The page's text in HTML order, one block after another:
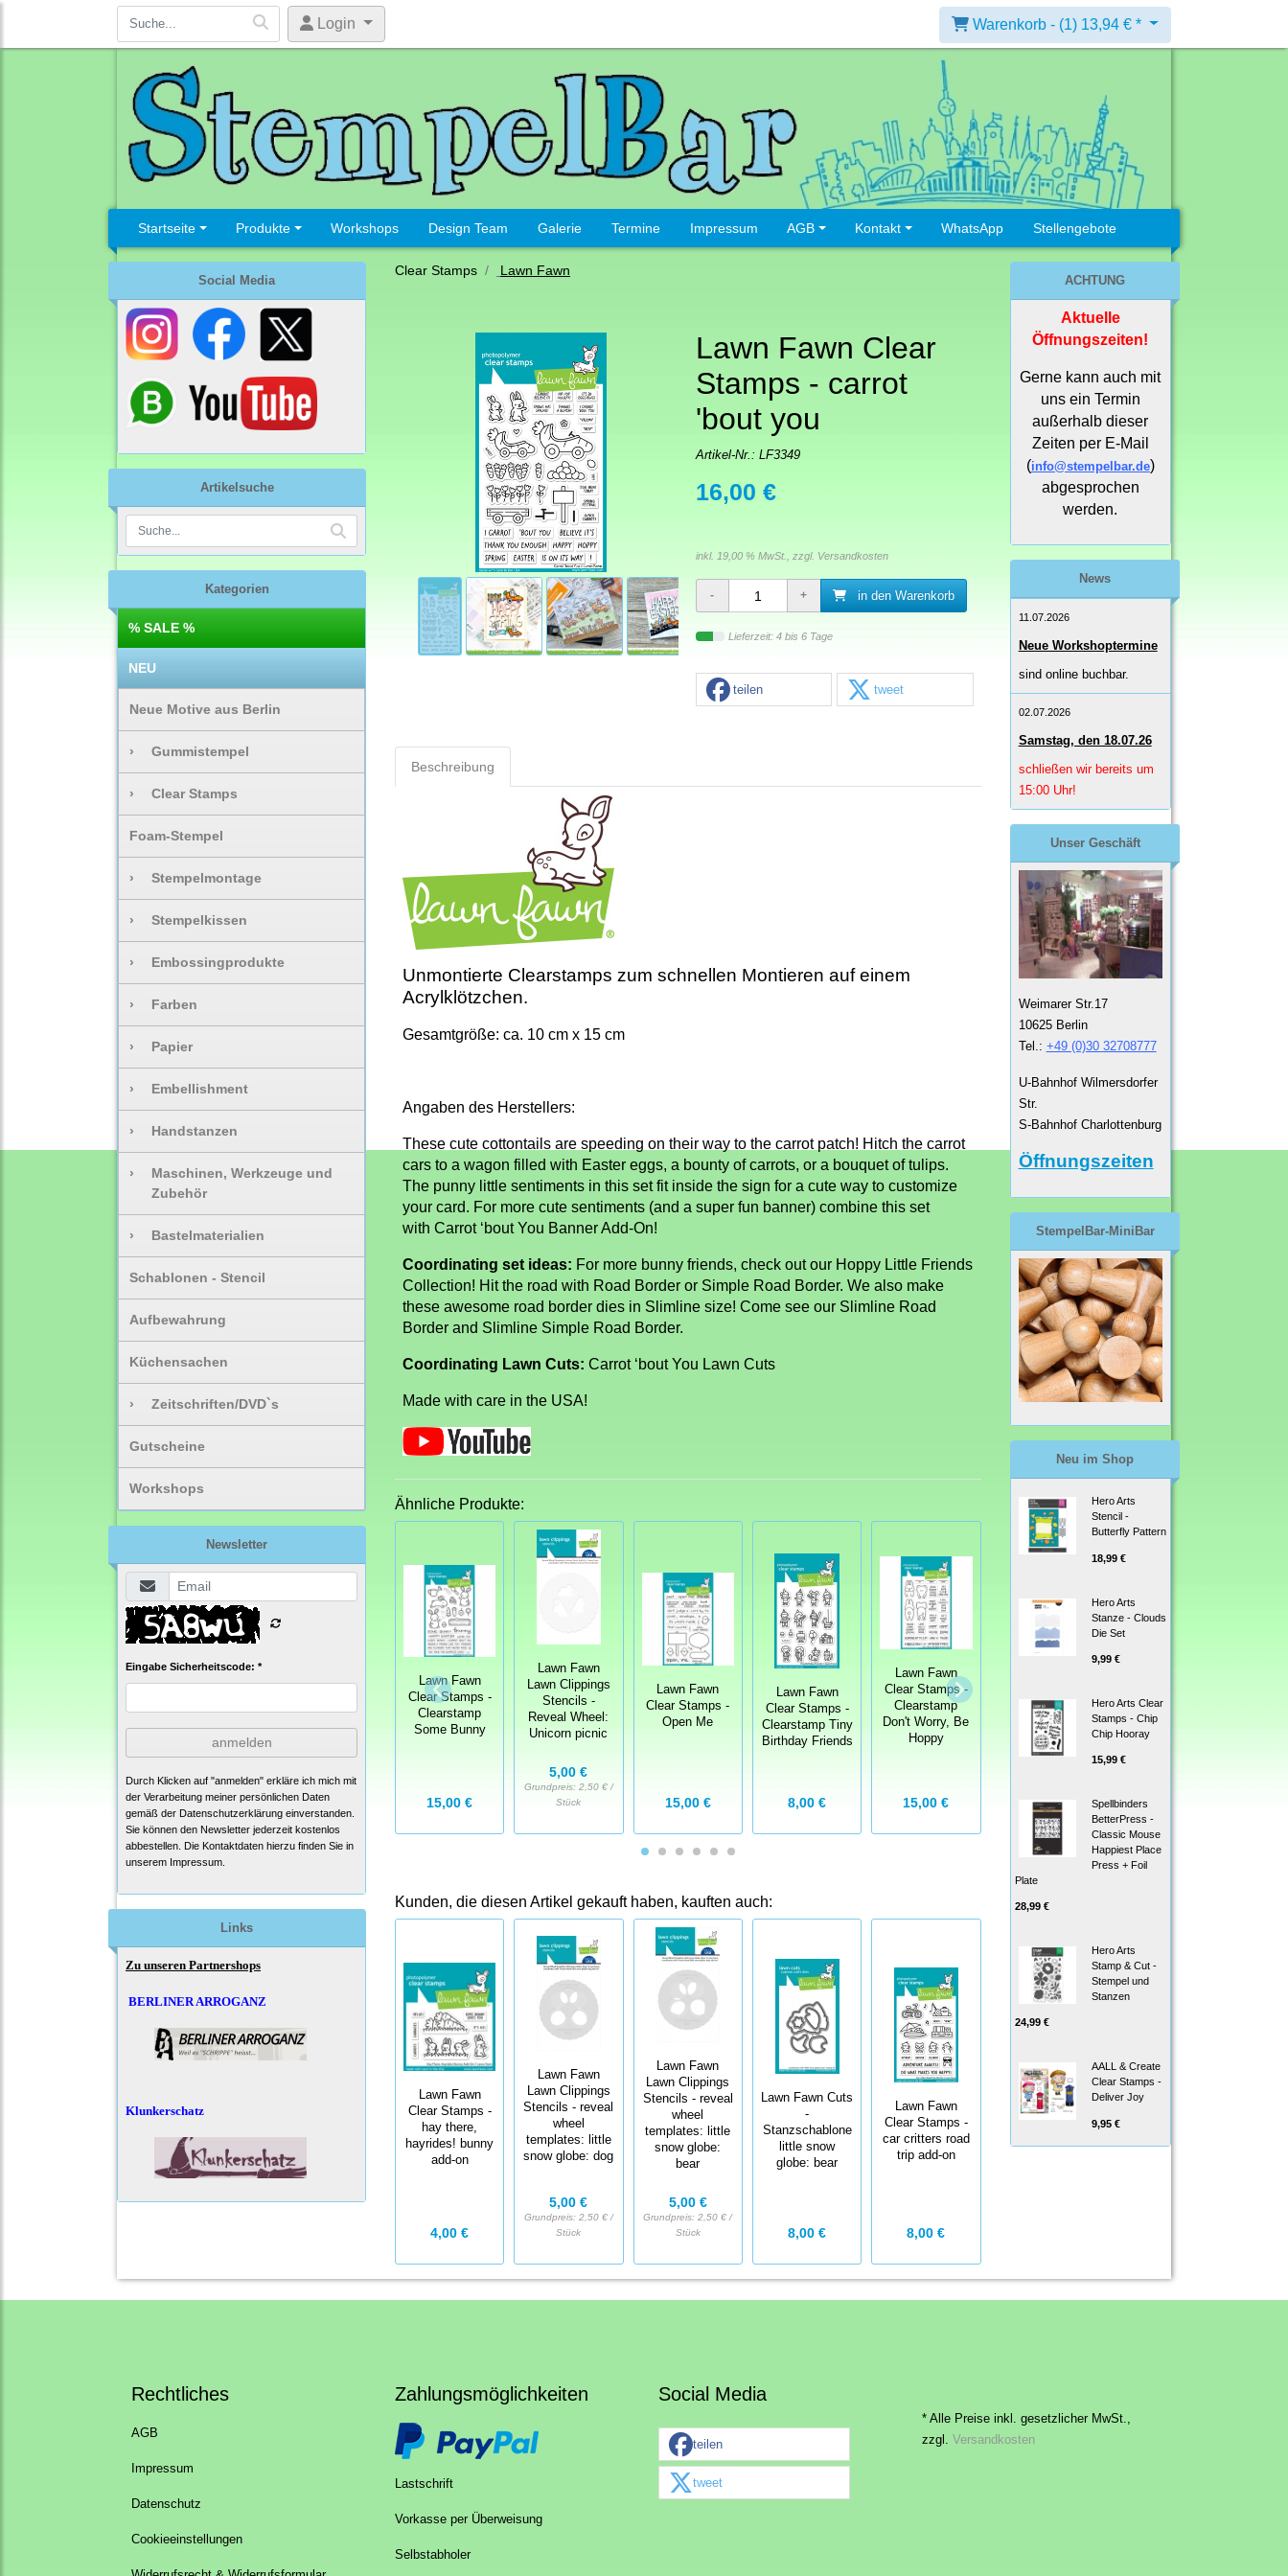
Login Warenkorb - (1) 13,94 € *
Startseite Produkte Workshops Design Team Galerie Termine Impressum AGB Kontakt WhatsApp Stellengebote
Social Media
Artikelsuche
Kategorien
% SALE %
NEU
Neue Motive aus Berlin
› Gummistempel
› Clear Stamps
Foam-Stempel
› Stempelmontage
› Stempelkissen
› Embossingprodukte
› Farben
› Papier
› Embellishment
› Handstanzen
›
Maschinen, Werkzeuge und
Zubehör
› Bastelmaterialien
Schablonen - Stencil
Aufbewahrung
Küchensachen
› Zeitschriften/DVD`s
Gutscheine
Workshops
Newsletter
Eingabe Sicherheitscode: *
anmelden
Durch Klicken auf "anmelden" erkläre ich mich mit
der Verarbeitung meiner persönlichen Daten
gemäß der Datenschutzerklärung einverstanden.
Sie können den Newsletter jederzeit kostenlos
abbestellen. Die Kontaktdaten hierzu finden Sie in
unserem Impressum.
Links
Zu unseren Partnershops
BERLINER ARROGANZ
Klunkerschatz
Clear Stamps Lawn Fawn
Lawn Fawn Clear
Stamps - carrot
'bout you
Artikel-Nr.: LF3349
16,00 €
inkl. 19,00 % MwSt., zzgl. Versandkosten
in den Warenkorb
Lieferzeit: 4 bis 6 Tage
teilen tweet
Beschreibung
Unmontierte Clearstamps zum schnellen Montieren auf einem
Acrylklötzchen.
Gesamtgröße: ca. 10 cm x 15 cm
Angaben des Herstellers:
These cute cottontails are speeding on their way to the carrot patch! Hitch the carrot
cars to a wagon filled with Easter eggs, a bounty of carrots, or a bouquet of tulips.
The punny little sentiments in this set fit inside the sign for a cute way to customize
your card. For more cute sentiments (and a super fun banner) combine this set
with Carrot ‘bout You Banner Add-On!
Coordinating set ideas: For more bunny friends, check out our Hoppy Little Friends
Collection! Hit the road with Road Border or Simple Road Border. We also make
these awesome road border dies in Slimline size! Come see our Slimline Road
Border and Slimline Simple Road Border.
Coordinating Lawn Cuts: Carrot ‘bout You Lawn Cuts
Made with care in the USA!
Ähnliche Produkte:
Lawn Fawn
Clear Stamps -
Clearstamp
Some Bunny
15,00 €
Lawn Fawn
Lawn Clippings
Stencils -
Reveal Wheel:
Unicorn picnic
5,00 €
Grundpreis: 2,50 € /
Stück
Lawn Fawn
Clear Stamps -
Open Me
15,00 €
Lawn Fawn
Clear Stamps -
Clearstamp Tiny
Birthday Friends
8,00 €
Lawn Fawn
Clear Stamps -
Clearstamp
Don't Worry, Be
Hoppy
15,00 €
Lawn Fawn
Clear Stamps -
say what? pets
8,00 €
Village - Happy
Birthday - Clear
stamp Set
24,95 €
Kunden, die diesen Artikel gekauft haben, kauften auch:
Lawn Fawn
Clear Stamps -
hay there,
hayrides! bunny
add-on
4,00 €
Lawn Fawn
Lawn Clippings
Stencils - reveal
wheel
templates: little
snow globe: dog
5,00 €
Grundpreis: 2,50 € /
Stück
Lawn Fawn
Lawn Clippings
Stencils - reveal
wheel
templates: little
snow globe:
bear
5,00 €
Grundpreis:2,50 € /
Stück
Lawn Fawn Cuts
-
Stanzschablone
little snow
globe: bear
8,00 €
Lawn Fawn
Clear Stamps -
car critters road
trip add-on
8,00 €
ACHTUNG
Aktuelle
Öffnungszeiten!
Gerne kann auch mit
uns ein Termin
außerhalb dieser
Zeiten per E-Mail
(info@stempelbar.de)
abgesprochen
werden.
News
11.07.2026
Neue Workshoptermine
sind online buchbar.
02.07.2026
Samstag, den 18.07.26
schließen wir bereits um
15:00 Uhr!
Unser Geschäft
Weimarer Str.17
10625 Berlin
Tel.: +49 (0)30 32708777
U-Bahnhof Wilmersdorfer
Str.
S-Bahnhof Charlottenburg
Öffnungszeiten
StempelBar-MiniBar
Neu im Shop
Hero Arts
Stencil -
Butterfly Pattern
18,99 €
Hero Arts
Stanze - Clouds
Die Set
9,99 €
Hero Arts Clear
Stamps - Chip
Chip Hooray
15,99 €
Spellbinders
BetterPress -
Classic Mouse
Happiest Place
Press + Foil
Plate
28,99 €
Hero Arts
Stamp & Cut -
Stempel und
Stanzen
24,99 €
AALL & Create
Clear Stamps -
Deliver Joy
9,95 €
Rechtliches
AGB
Impressum
Datenschutz
Cookieeinstellungen
Zahlungsmöglichkeiten
Lastschrift
Vorkasse per Überweisung
Selbstabholer
Social Media
teilen
tweet
* Alle Preise inkl. gesetzlicher MwSt.,
zzgl. Versandkosten